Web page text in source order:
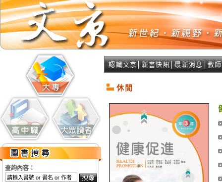
查詢內容：
認識文京 新書快訊 │最新消息 教
休閒